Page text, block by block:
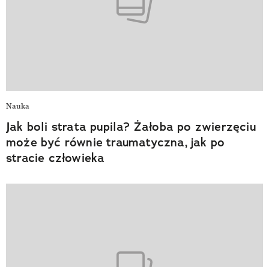
Nauka
Jak boli strata pupila? Żałoba po zwierzęciu
może być równie traumatyczna, jak po
stracie człowieka